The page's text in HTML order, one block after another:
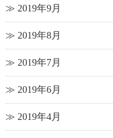
2019年9月
2019年8月
2019年7月
2019年6月
2019年4月